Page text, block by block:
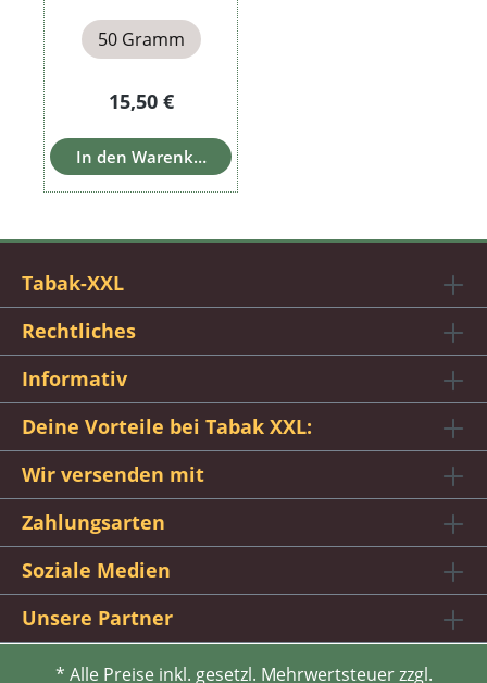
50 Gramm
Regulärer Preis:
15,50 €
In den Warenkorb
Tabak-XXL
Rechtliches
Informativ
Deine Vorteile bei Tabak XXL:
Wir versenden mit
Zahlungsarten
Soziale Medien
Unsere Partner
* Alle Preise inkl. gesetzl. Mehrwertsteuer zzgl.